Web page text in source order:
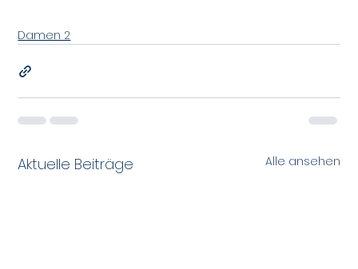
Damen 2
Aktuelle Beiträge Alle ansehen